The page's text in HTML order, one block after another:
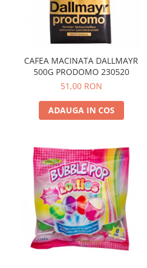
CAFEA MACINATA DALLMAYR
500G PRODOMO 230520
51,00 RON
ADAUGA IN COS